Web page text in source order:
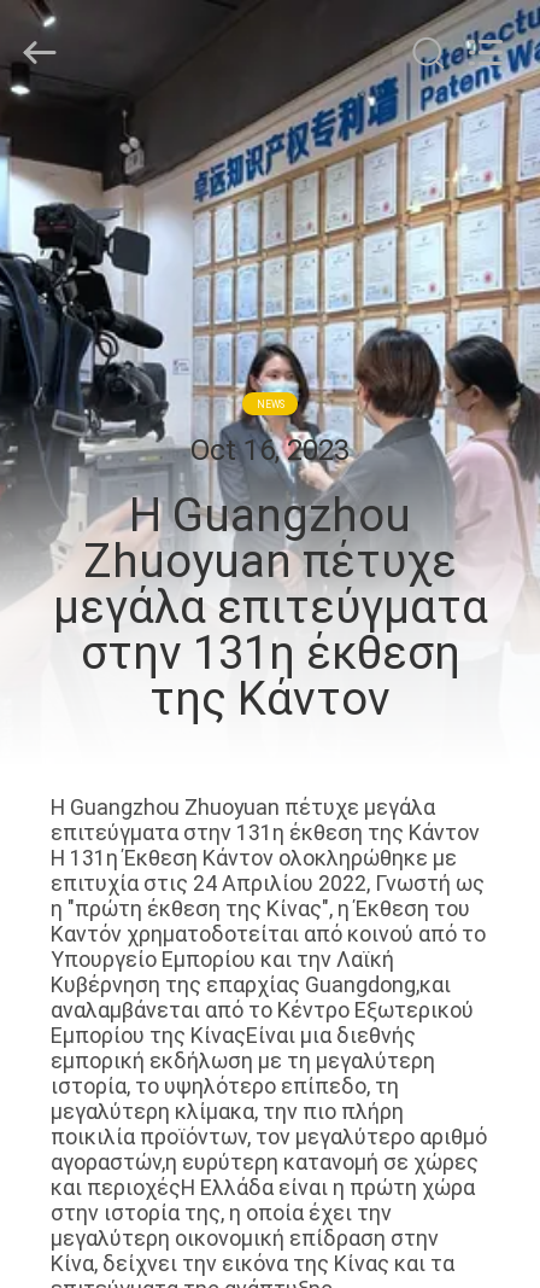
ΣΠΊΤΙ
ΠΡΟΪΌΝΤΑ
ΕΜΦΆΝΙΣΗ
VR
ΣΧΕΤΙΚΆ
ΜΕ
ΕΜΆΣ
ΞΕΝΆΓΗΣΗ
ΣΤΟ
ΕΡΓΟΣΤΆΣΙΟ
ΕΠΙΚΟΙΝΩΝΉΣΤΕ
ΜΑΖΊ
ΜΑΣ
ΝΈΑ
ΥΠΟΘΈΣΕΙΣ
SITEMAP
PRIVACY
POLICY
Zhuoyuan
Co.,Ltd.
All
Rights
Reserved.
NEWS
Oct 16, 2023
Η Guangzhou
Zhuoyuan πέτυχε
μεγάλα επιτεύγματα
στην 131η έκθεση
της Κάντον
Η Guangzhou Zhuoyuan πέτυχε μεγάλα
επιτεύγματα στην 131η έκθεση της Κάντον
Η 131η Έκθεση Κάντον ολοκληρώθηκε με
επιτυχία στις 24 Απριλίου 2022, Γνωστή ως
η "πρώτη έκθεση της Κίνας", η Έκθεση του
Καντόν χρηματοδοτείται από κοινού από το
Υπουργείο Εμπορίου και την Λαϊκή
Κυβέρνηση της επαρχίας Guangdong,και
αναλαμβάνεται από το Κέντρο Εξωτερικού
Εμπορίου της ΚίναςΕίναι μια διεθνής
εμπορική εκδήλωση με τη μεγαλύτερη
ιστορία, το υψηλότερο επίπεδο, τη
μεγαλύτερη κλίμακα, την πιο πλήρη
ποικιλία προϊόντων, τον μεγαλύτερο αριθμό
αγοραστών,η ευρύτερη κατανομή σε χώρες
και περιοχέςΗ Ελλάδα είναι η πρώτη χώρα
στην ιστορία της, η οποία έχει την
μεγαλύτερη οικονομική επίδραση στην
Κίνα, δείχνει την εικόνα της Κίνας και τα